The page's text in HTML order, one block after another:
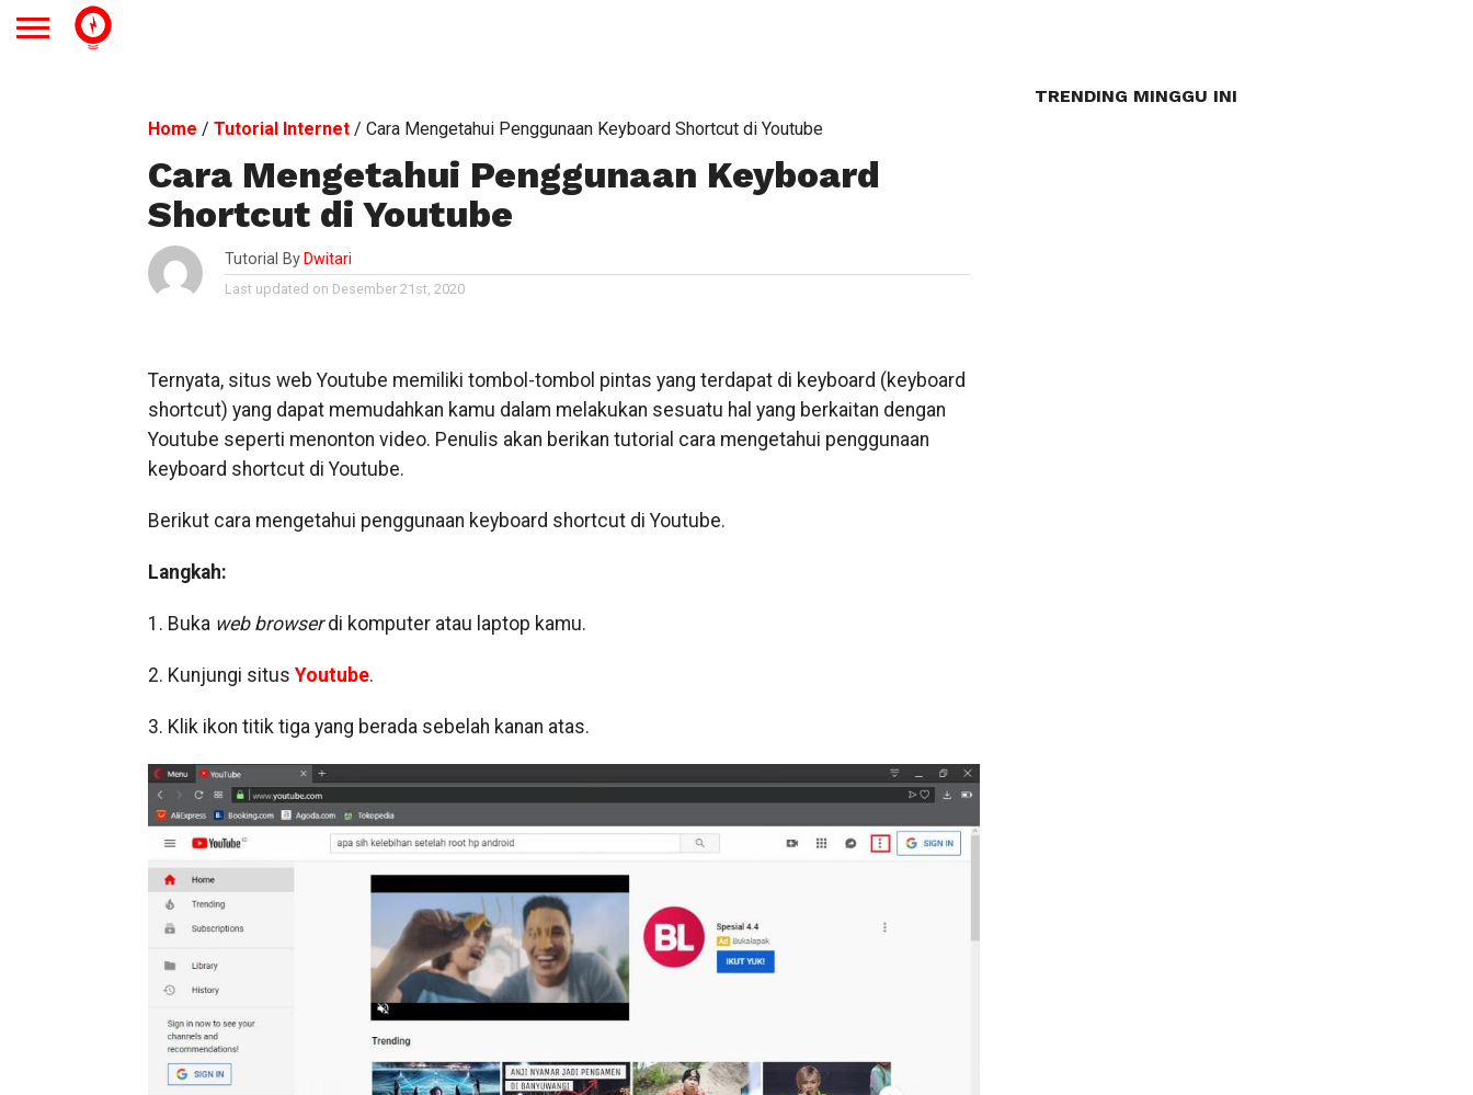
Home / Tutorial Internet/ Cara Mengetahui Penggunaan Keyboard Shortcut di Youtube
Cara Mengetahui Penggunaan Keyboard
Shortcut di Youtube
Tutorial By Dwitari
Last updated on Desember 21st, 2020
Ternyata, situs web Youtube memiliki tombol-tombol pintas yang terdapat di keyboard (keyboard
shortcut) yang dapat memudahkan kamu dalam melakukan sesuatu hal yang berkaitan dengan
Youtube seperti menonton video. Penulis akan berikan tutorial cara mengetahui penggunaan
keyboard shortcut di Youtube.
Berikut cara mengetahui penggunaan keyboard shortcut di Youtube.
Langkah:
1. Buka web browserdi komputer atau laptop kamu.
2. Kunjungi situs Youtube.
3. Klik ikon titik tiga yang berada sebelah kanan atas.
TRENDING MINGGU INI